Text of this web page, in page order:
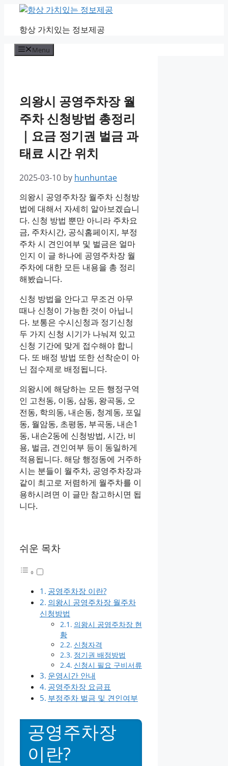
content
항상 가치있는 정보제공
Menu
의왕시 공영주차장 월
주차 신청방법 총정리
｜요금 정기권 벌금 과
태료 시간 위치
2025-03-10 by hunhuntae
의왕시 공영주차장 월주차 신청방
법에 대해서 자세히 알아보겠습니
다. 신청 방법 뿐만 아니라 주차요
금, 주차시간, 공식홈페이지, 부정
주차 시 견인여부 및 벌금은 얼마
인지 이 글 하나에 공영주차장 월
주차에 대한 모든 내용을 총 정리
해봤습니다.
신청 방법을 안다고 무조건 아무
때나 신청이 가능한 것이 아닙니
다. 보통은 수시신청과 정기신청
두 가지 신청 시기가 나눠져 있고
신청 기간에 맞게 접수해야 합니
다. 또 배정 방법 또한 선착순이 아
닌 점수제로 배정됩니다.
의왕시에 해당하는 모든 행정구역
인 고천동, 이동, 삼동, 왕곡동, 오
전동, 학의동, 내손동, 청계동, 포일
동, 월암동, 초평동, 부곡동, 내손1
동, 내손2동에 신청방법, 시간, 비
용, 벌금, 견인여부 등이 동일하게
적용됩니다. 해당 행정동에 거주하
시는 분들이 월주차, 공영주차장과
같이 최고로 저렴하게 월주차를 이
용하시려면 이 글만 참고하시면 됩
니다.
쉬운 목차
공영주차장 이란?
의왕시 공영주차장 월주차
신청방법
의왕시 공영주차장 현
황
신청자격
정기권 배정방법
신청시 필요 구비서류
운영시간 안내
공영주차장 요금표
부정주차 벌금 및 견인여부
공영주차장
이란?